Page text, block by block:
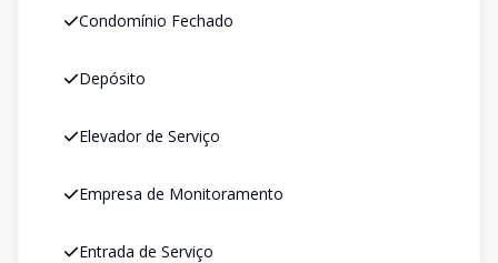
Condomínio Fechado
Depósito
Elevador de Serviço
Empresa de Monitoramento
Entrada de Serviço